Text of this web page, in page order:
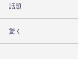
話題
驚く